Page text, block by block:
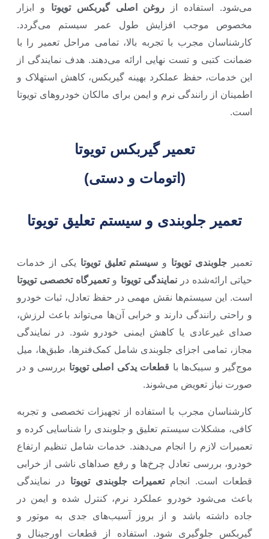
تعمیر گیربکس تویوتا
(اتومات و دستی)
می‌شود. استفاده از روغن اصلی گیربکس تویوتا و ابزار
مخصوص موجب افزایش طول عمر سیستم می‌گردد.
کارشناسان مجرب با تجربه بالا، تمامی مراحل تعمیر را با
ضمانت کتبی و تست نهایی ارائه می‌دهند. هدف نمایندگی از
این خدمات، حفظ عملکرد بهینه گیربکس، کاهش استهلاک و
اطمینان از رانندگی نرم و ایمن برای مالکان خودروهای تویوتا
است.
تعمیر جلوبندی و سیستم تعلیق تویوتا
تعمیر جلوبندی تویوتا و سیستم تعلیق تویوتا یکی از خدمات
حیاتی ارائه‌شده درنمایندگی تویوتا وتعمیرگاه تخصصی تویوتا
است. این سیستم‌ها نقش مهمی در حفظ تعادل، ثبات خودرو
و راحتی رانندگی دارند و خرابی آن‌ها می‌تواند باعث لرزش،
صدای غیرعادی یا کاهش ایمنی خودرو شود. در نمایندگی
مجاز، تمامی اجزای جلوبندی شامل کمک‌فنرها، طبق‌ها، میل
موج‌گیر و سیبک‌ها با قطعات یدکی اصلی تویوتا بررسی و در
صورت نیاز تعویض می‌شوند.
کارشناسان مجرب با استفاده از تجهیزات تخصصی و تجربه
کافی، مشکلات سیستم تعلیق و جلوبندی را شناسایی کرده و
تعمیرات لازم را انجام می‌دهند. خدمات شامل تنظیم ارتفاع
خودرو، بررسی تعادل چرخ‌ها و رفع صداهای ناشی از خرابی
قطعات است. انجامتعمیرات جلوبندی تویوتا در نمایندگی
باعث می‌شود خودرو عملکرد نرم، کنترل شده و ایمن در
جاده داشته باشد و از بروز آسیب‌های جدی به موتور و
گیربکس جلوگیری شود. استفاده از قطعات اورجینال و